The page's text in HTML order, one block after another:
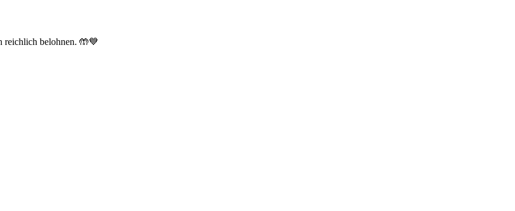
reichlich belohnen. 🤲💙